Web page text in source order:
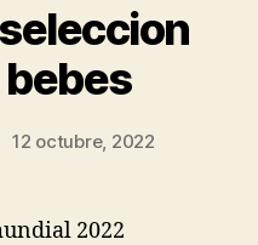
12 octubre, 2022